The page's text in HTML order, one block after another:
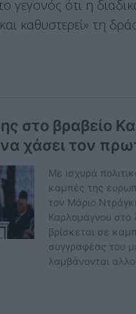
γεγονός ότι η
καθυστερεί» τη